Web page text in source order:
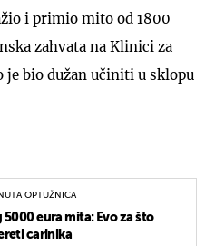
i primio mito od 1800
zahvata na Klinici za
bio dužan učiniti u sklopu
OPTUŽNICA
5000 eura mita: Evo za što
carinika